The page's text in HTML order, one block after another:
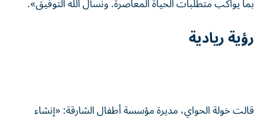
رؤية ريادية
قالت خولة الحواي، مديرة مؤسسة أطفال الشارقة: «إنشاء